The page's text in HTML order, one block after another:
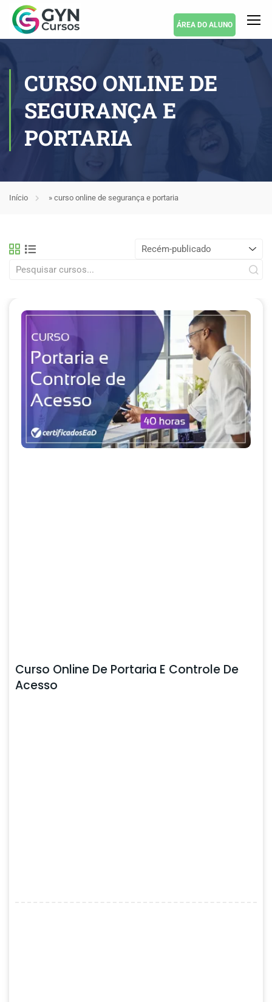
ÁREA DO ALUNO
CURSO ONLINE DE
SEGURANÇA E
PORTARIA
Início » curso online de segurança e portaria
Curso Online De Portaria E Controle De
Acesso